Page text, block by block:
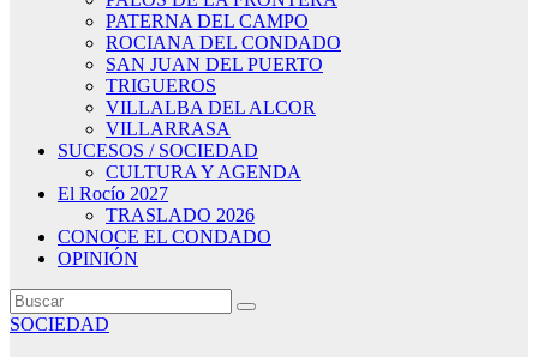
PATERNA DEL CAMPO
ROCIANA DEL CONDADO
SAN JUAN DEL PUERTO
TRIGUEROS
VILLALBA DEL ALCOR
VILLARRASA
SUCESOS / SOCIEDAD
CULTURA Y AGENDA
El Rocío 2027
TRASLADO 2026
CONOCE EL CONDADO
OPINIÓN
SOCIEDAD